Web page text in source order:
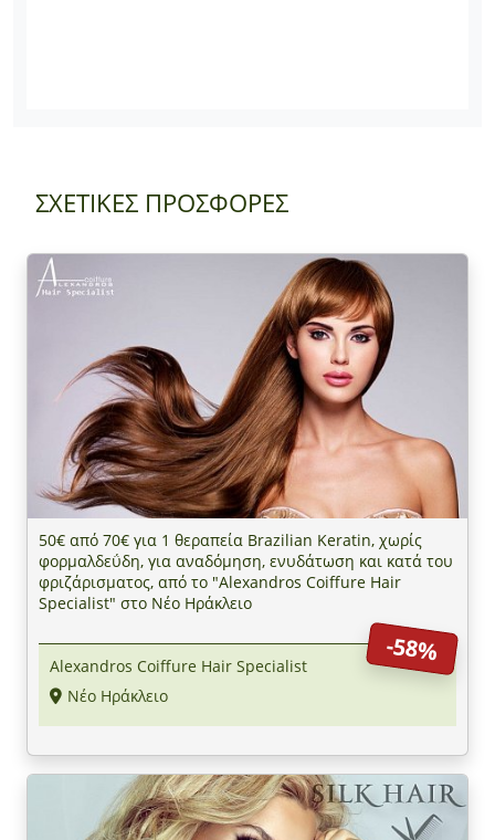
ΣΧΕΤΙΚΕΣ ΠΡΟΣΦΟΡΕΣ
50€ από 70€ για 1 θεραπεία Brazilian Keratin, χωρίς
φορμαλδεΰδη, για αναδόμηση, ενυδάτωση και κατά του
φριζάρισματος, από το "Alexandros Coiffure Hair
Specialist" στο Νέο Ηράκλειο
-58%
Alexandros Coiffure Hair Specialist
Νέο Ηράκλειο